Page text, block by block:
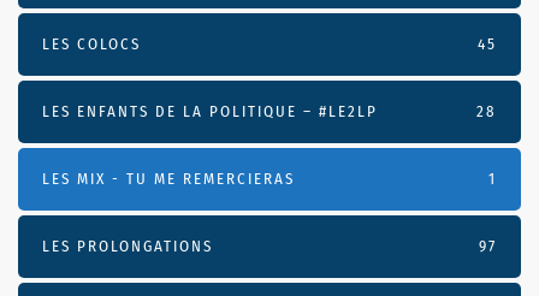
LES COLOCS 45
LES ENFANTS DE LA POLITIQUE – #LE2LP 28
LES MIX - TU ME REMERCIERAS 1
LES PROLONGATIONS 97